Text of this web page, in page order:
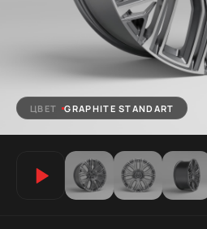
ЦВЕТ GRAPHITE STANDART